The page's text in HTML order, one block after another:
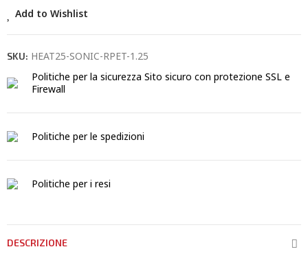
Add to Wishlist
SKU: HEAT25-SONIC-RPET-1.25
Politiche per la sicurezza Sito sicuro con protezione SSL e
Firewall
Politiche per le spedizioni
Politiche per i resi
DESCRIZIONE